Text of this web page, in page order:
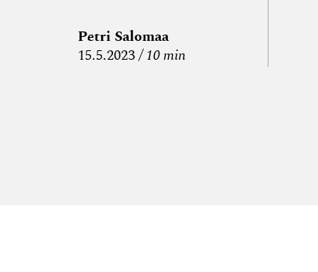
edelleen­
veloitus ja
Petri Salomaa
15.5.2023 10 min